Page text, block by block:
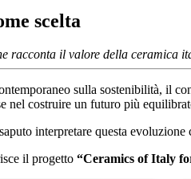
scelta
racconta il valore della ceramica
sulla sostenibilità, il
nel costruire un futuro più
interpretare questa
il progetto “Ceramics of Italy